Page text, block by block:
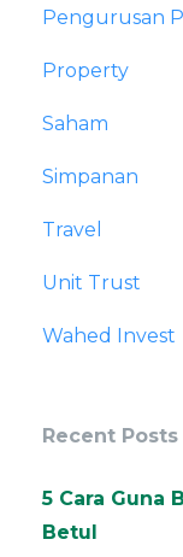
Pengurusan
Property
Saham
Simpanan
Travel
Unit Trust
Wahed Invest
Recent Posts
5 Cara Guna
Betul